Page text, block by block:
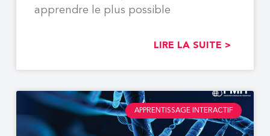
apprendre le plus possible
LIRE LA SUITE >
APPRENTISSAGE INTERACTIF